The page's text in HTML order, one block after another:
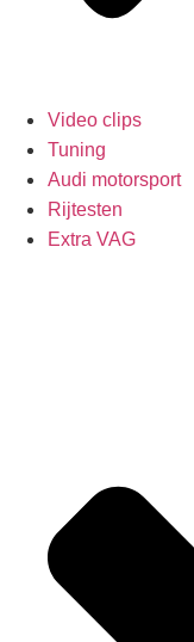
Video clips
Tuning
Audi motorsport
Rijtesten
Extra VAG